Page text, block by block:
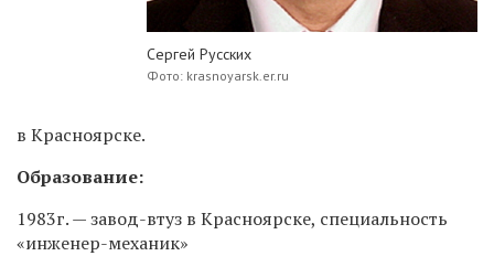
Сергей Русских
Фото: krasnoyarsk.er.ru
в Красноярске.
Образование:
1983г. — завод-втуз в Красноярске, специальность
«инженер-механик»